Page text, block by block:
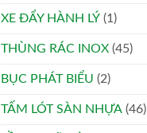
XE ĐẨY HÀNH LÝ (1)
THÙNG RÁC INOX (45)
BỤC PHÁT BIỂU (2)
TẤM LÓT SÀN NHỰA (46)